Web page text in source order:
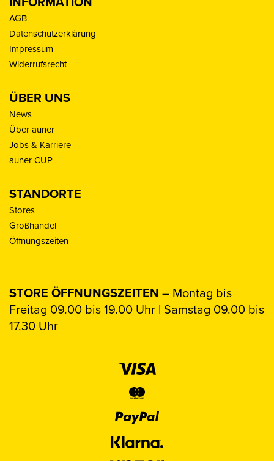
AGB
Datenschutzerklärung
Impressum
Widerrufsrecht
ÜBER UNS
News
Über auner
Jobs & Karriere
auner CUP
STANDORTE
Stores
Großhandel
Öffnungszeiten
STORE ÖFFNUNGSZEITEN – Montag bis
Freitag 09.00 bis 19.00 Uhr | Samstag 09.00 bis
17.30 Uhr